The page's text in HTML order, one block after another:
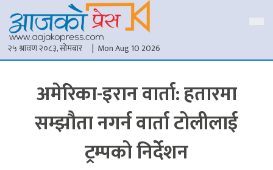
२५ श्रावण २०८३, सोमबार | Mon Aug 10 2026
अमेरिका-इरान वार्ता: हतारमा
सम्झौता नगर्न वार्ता टोलीलाई
ट्रम्पको निर्देशन